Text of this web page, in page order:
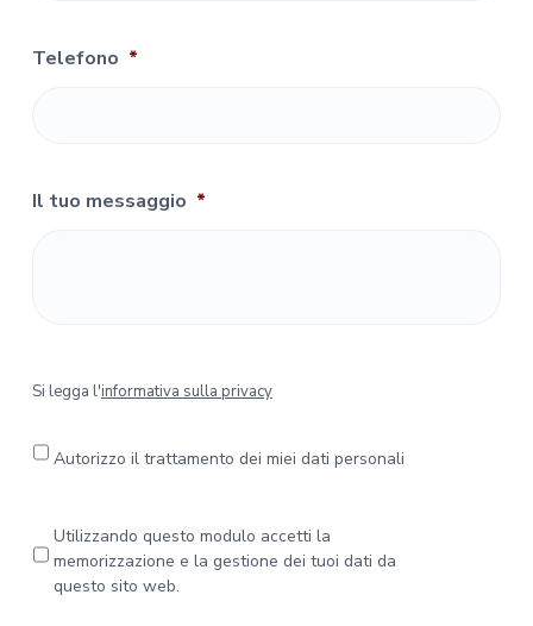
Telefono *
Il tuo messaggio *
S
e
l
Si legga l'informativa sulla privacy
Autorizzo il trattamento dei miei dati personali
r
Utilizzando questo modulo accetti la
memorizzazione e la gestione dei tuoi dati da
questo sito web.